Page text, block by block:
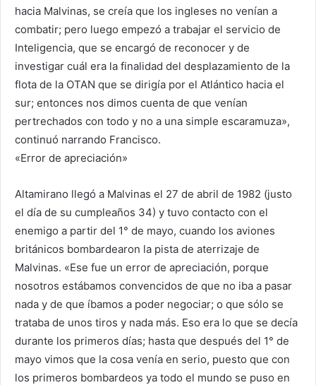
hacia Malvinas, se creía que los ingleses no venían a
combatir; pero luego empezó a trabajar el servicio de
Inteligencia, que se encargó de reconocer y de
investigar cuál era la finalidad del desplazamiento de la
flota de la OTAN que se dirigía por el Atlántico hacia el
sur; entonces nos dimos cuenta de que venían
pertrechados con todo y no a una simple escaramuza»,
continuó narrando Francisco.
«Error de apreciación»
Altamirano llegó a Malvinas el 27 de abril de 1982 (justo
el día de su cumpleaños 34) y tuvo contacto con el
enemigo a partir del 1° de mayo, cuando los aviones
británicos bombardearon la pista de aterrizaje de
Malvinas. «Ese fue un error de apreciación, porque
nosotros estábamos convencidos de que no iba a pasar
nada y de que íbamos a poder negociar; o que sólo se
trataba de unos tiros y nada más. Eso era lo que se decía
durante los primeros días; hasta que después del 1° de
mayo vimos que la cosa venía en serio, puesto que con
los primeros bombardeos ya todo el mundo se puso en